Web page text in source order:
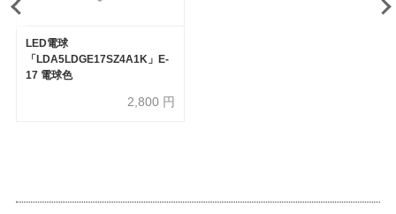
LED電球
「LDA5LDGE17SZ4A1K」E-
17 電球色
2,800 円